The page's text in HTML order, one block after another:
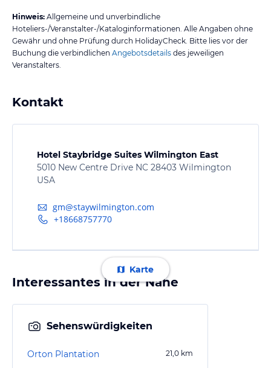
Hinweis: Allgemeine und unverbindliche
Hoteliers-/Veranstalter-/Kataloginformationen. Alle Angaben ohne
Gewähr und ohne Prüfung durch HolidayCheck. Bitte lies vor der
Buchung die verbindlichen Angebotsdetails des jeweiligen
Veranstalters.
Kontakt
Hotel Staybridge Suites Wilmington East
5010 New Centre Drive NC 28403 Wilmington
USA
gm@staywilmington.com
+18668757770
Karte
Interessantes in der Nähe
Sehenswürdigkeiten
Orton Plantation 21,0 km